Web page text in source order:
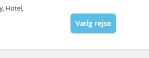
Hotel,
Vælg rejse